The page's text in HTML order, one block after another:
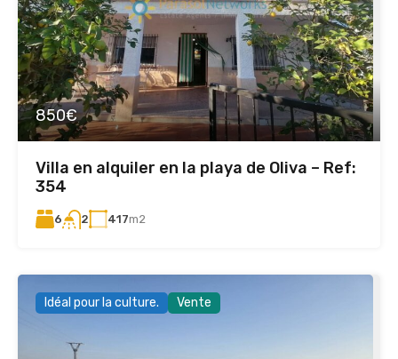
850€
Villa en alquiler en la playa de Oliva – Ref:
354
6 2 417m2
Idéal pour la culture. Vente